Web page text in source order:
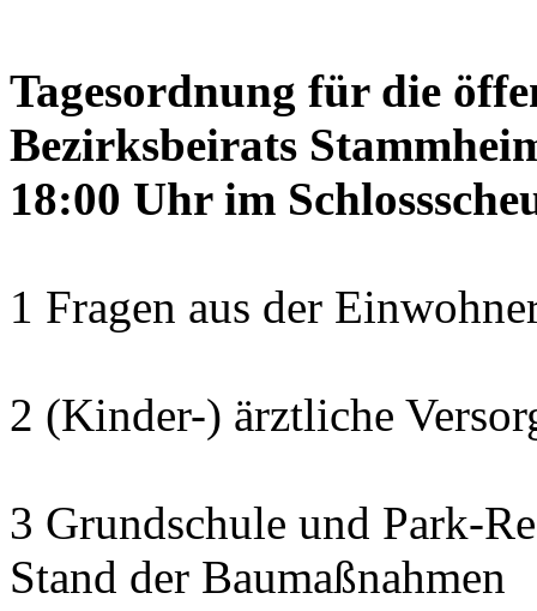
Tagesordnung für die
Bezirksbeirats
18:00 Uhr im
1 Fragen aus der
2 (Kinder-) ärztliche
3 Grundschule und Park-
Stand der Baumaßnahmen